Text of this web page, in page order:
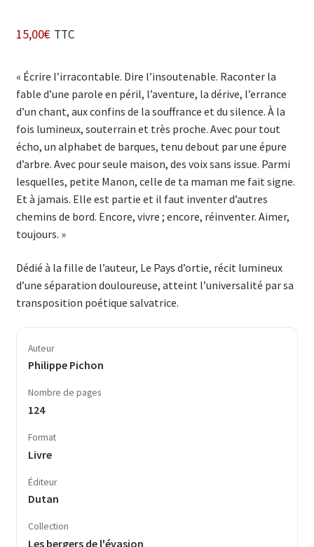
15,00€ TTC
« Écrire l’irracontable. Dire l’insoutenable. Raconter la
fable d’une parole en péril, l’aventure, la dérive, l’errance
d’un chant, aux confins de la souffrance et du silence. À la
fois lumineux, souterrain et très proche. Avec pour tout
écho, un alphabet de barques, tenu debout par une épure
d’arbre. Avec pour seule maison, des voix sans issue. Parmi
lesquelles, petite Manon, celle de ta maman me fait signe.
Et à jamais. Elle est partie et il faut inventer d’autres
chemins de bord. Encore, vivre ; encore, réinventer. Aimer,
toujours. »
Dédié à la fille de l’auteur, Le Pays d’ortie, récit lumineux
d’une séparation douloureuse, atteint l’universalité par sa
transposition poétique salvatrice.
Auteur
Philippe Pichon
Nombre de pages
124
Format
Livre
Éditeur
Dutan
Collection
Les bergers de l'évasion